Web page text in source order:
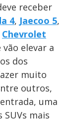
receber
4, Jaecoo 5,
Chevrolet
elevar a
dos
muito
outros,
uma
mais